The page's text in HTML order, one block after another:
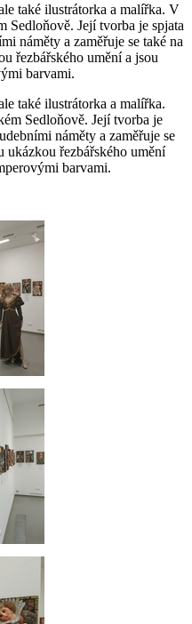
také ilustrátorka a malířka. V
Sedloňově. Její tvorba je spjata
náměty a zaměřuje se také na
řezbářského umění a jsou
barvami.
také ilustrátorka a malířka.
Sedloňově. Její tvorba je
náměty a zaměřuje se
ukázkou řezbářského umění
barvami.